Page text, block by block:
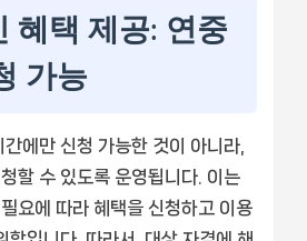
혜택 제공: 연중
가능
에만 신청 가능한 것이 아니라,
할 수 있도록 운영됩니다. 이는
요에 따라 혜택을 신청하고 이용